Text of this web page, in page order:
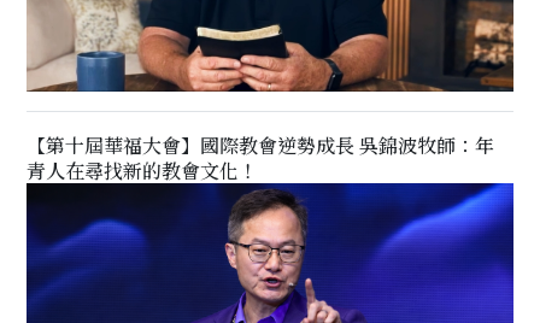
【第十屆華福大會】國際教會逆勢成長 吳錦波牧師：年
青人在尋找新的教會文化！